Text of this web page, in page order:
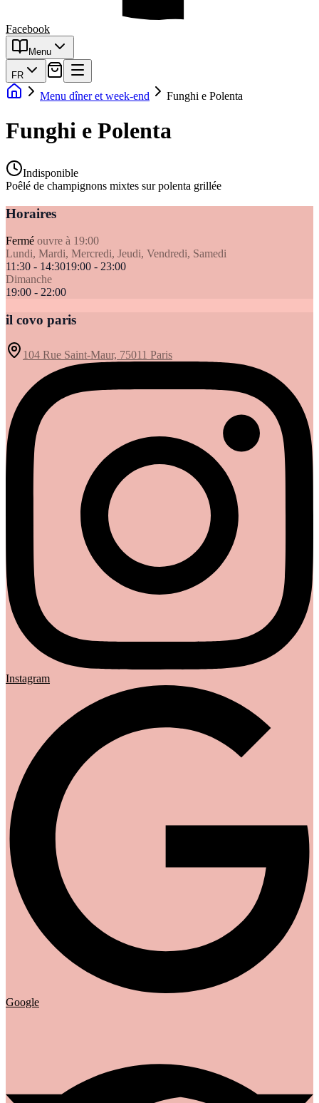
Facebook
Menu
FR
Menu dîner et week-end Funghi e Polenta
Funghi e Polenta
Indisponible
Poêlé de champignons mixtes sur polenta grillée
Horaires
Fermé ouvre à 19:00
Lundi, Mardi, Mercredi, Jeudi, Vendredi, Samedi
11:30 - 14:3019:00 - 23:00
Dimanche
19:00 - 22:00
il covo paris
104 Rue Saint-Maur, 75011 Paris
Instagram
Google